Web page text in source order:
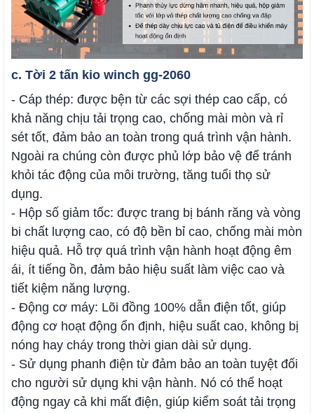
c. Tời 2 tấn kio winch gg-2060
- Cáp thép: được bện từ các sợi thép cao cấp, có
khả năng chịu tải trọng cao, chống mài mòn và rỉ
sét tốt, đảm bảo an toàn trong quá trình vận hành.
Ngoài ra chúng còn được phủ lớp bảo vệ để tránh
khỏi tác động của môi trường, tăng tuổi thọ sử
dụng.
- Hộp số giảm tốc: được trang bị bánh răng và vòng
bi chất lượng cao, có độ bền bỉ cao, chống mài mòn
hiệu quả. Hỗ trợ quá trình vận hành hoạt động êm
ái, ít tiếng ồn, đảm bảo hiệu suất làm việc cao và
tiết kiệm năng lượng.
- Động cơ máy: Lõi đồng 100% dẫn điện tốt, giúp
động cơ hoạt động ổn định, hiệu suất cao, không bị
nóng hay cháy trong thời gian dài sử dụng.
- Sử dụng phanh điện từ đảm bảo an toàn tuyệt đối
cho người sử dụng khi vận hành. Nó có thể hoạt
động ngay cả khi mất điện, giúp kiểm soát tải trọng